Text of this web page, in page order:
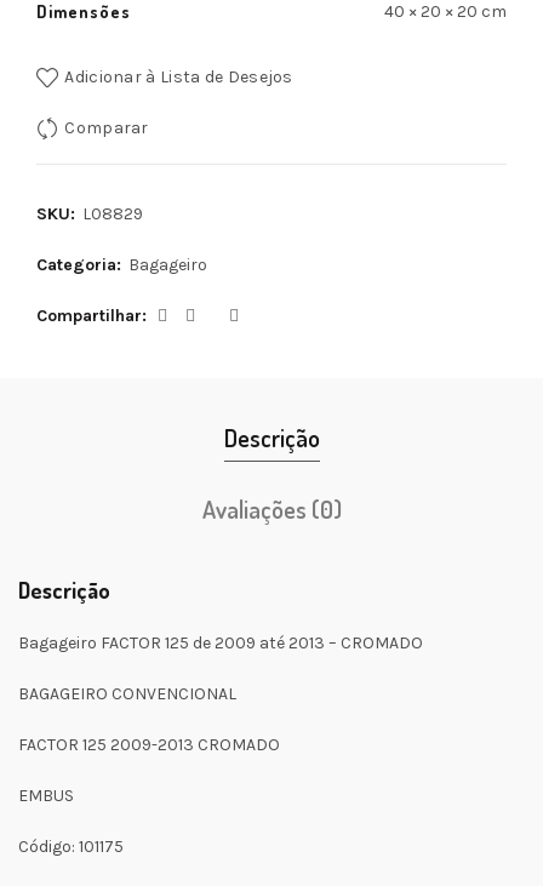
Dimensões 40 × 20 × 20 cm
Adicionar à Lista de Desejos
Comparar
SKU: L08829
Categoria: Bagageiro
Compartilhar
Descrição
Avaliações (0)
Descrição
Bagageiro FACTOR 125 de 2009 até 2013 – CROMADO
BAGAGEIRO CONVENCIONAL
FACTOR 125 2009-2013 CROMADO
EMBUS
Código: 101175